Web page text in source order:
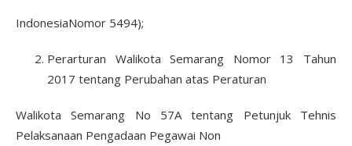
IndonesiaNomor 5494);
Perarturan Walikota Semarang Nomor 13 Tahun
2017 tentang Perubahan atas Peraturan
Walikota Semarang No 57A tentang Petunjuk Tehnis
Pelaksanaan Pengadaan Pegawai Non